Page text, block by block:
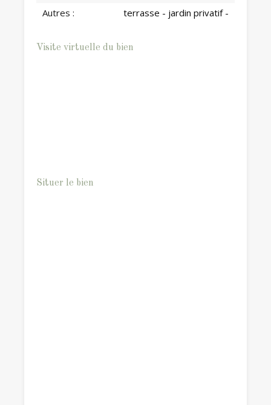
Autres : terrasse - jardin privatif -
Visite virtuelle du bien
Situer le bien